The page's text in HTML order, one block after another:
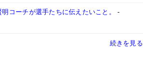
コーチが選手たちに伝えたいこと。
-
続きを見る